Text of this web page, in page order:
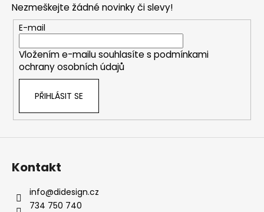
Nezmeškejte žádné novinky či slevy!
E-mail
Vložením e-mailu souhlasíte s podmínkami
ochrany osobních údajů
PŘIHLÁSIT SE
Kontakt
info@didesign.cz
734 750 740